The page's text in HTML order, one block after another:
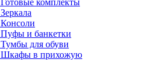
Зеркала
Консоли
Пуфы и банкетки
Тумбы для обуви
Шкафы в прихожую